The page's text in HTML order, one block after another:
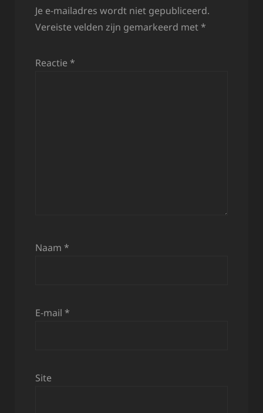
Je e-mailadres wordt niet gepubliceerd.
Vereiste velden zijn gemarkeerd met *
Reactie *
Naam *
E-mail *
Site